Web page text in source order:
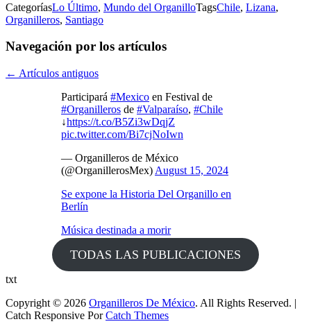
CategoríasLo Último, Mundo del OrganilloTagsChile, Lizana,
Organilleros, Santiago
Navegación por los artículos
← Artículos antiguos
Participará #Mexico en Festival de
#Organilleros de #Valparaíso, #Chile
↓https://t.co/B5Zi3wDqjZ
pic.twitter.com/Bi7cjNoIwn
— Organilleros de México
(@OrganillerosMex) August 15, 2024
Se expone la Historia Del Organillo en
Berlín
Música destinada a morir
TODAS LAS PUBLICACIONES
txt
Copyright © 2026 Organilleros De México. All Rights Reserved. |
Catch Responsive PorCatch Themes